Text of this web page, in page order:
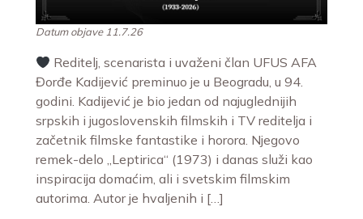
Datum objave 11.7.26
Reditelj, scenarista i uvaženi član UFUS AFA
Đorđe Kadijević preminuo je u Beogradu, u 94.
godini. Kadijević je bio jedan od najuglednijih
srpskih i jugoslovenskih filmskih i TV reditelja i
začetnik filmske fantastike i horora. Njegovo
remek-delo „Leptirica“ (1973) i danas služi kao
inspiracija domaćim, ali i svetskim filmskim
autorima. Autor je hvaljenih i […]